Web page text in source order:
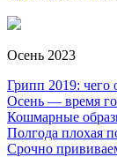
Осень 2023
Грипп 2019: чего
Осень — время
Кошмарные
Полгода плохая
Срочно